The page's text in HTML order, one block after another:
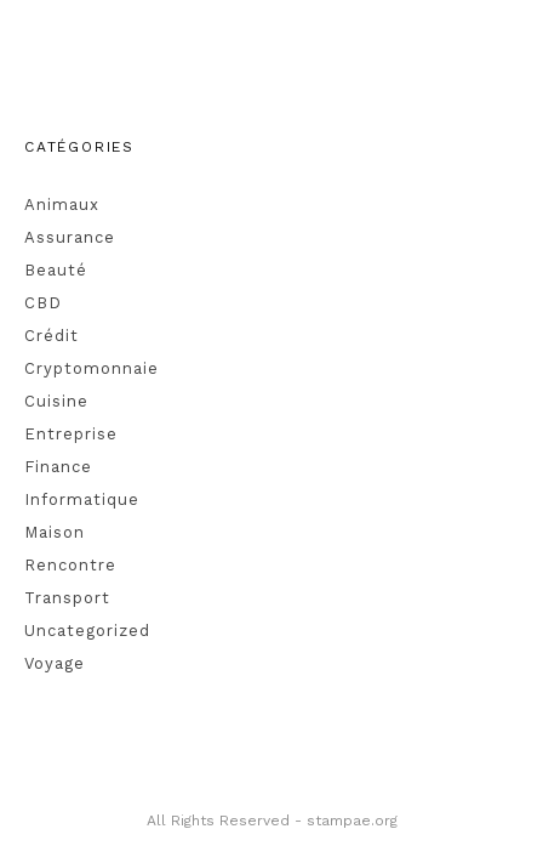
CATÉGORIES
Animaux
Assurance
Beauté
CBD
Crédit
Cryptomonnaie
Cuisine
Entreprise
Finance
Informatique
Maison
Rencontre
Transport
Uncategorized
Voyage
All Rights Reserved - stampae.org